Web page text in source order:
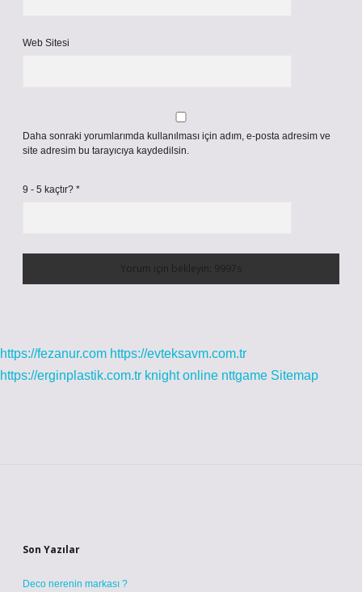
Web Sitesi
Daha sonraki yorumlarımda kullanılması için adım, e-posta adresim ve
site adresim bu tarayıcıya kaydedilsin.
9 - 5 kaçtır? *
https://fezanur.com https://evteksavm.com.tr
https://erginplastik.com.tr knight online nttgame Sitemap
Son Yazılar
Deco nerenin markası ?